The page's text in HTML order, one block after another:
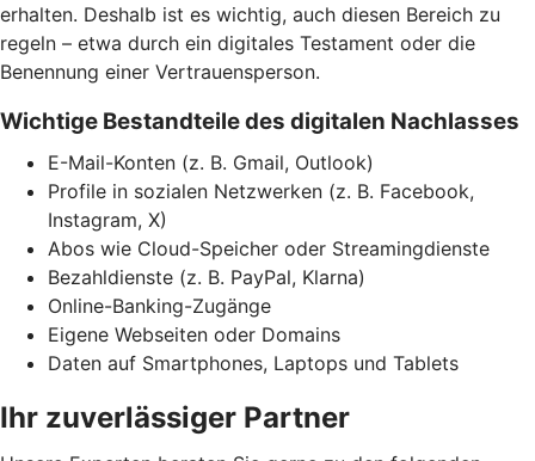
erhalten. Deshalb ist es wichtig, auch diesen Bereich zu
regeln – etwa durch ein digitales Testament oder die
Benennung einer Vertrauensperson.
Wichtige Bestandteile des digitalen Nachlasses
E-Mail-Konten (z. B. Gmail, Outlook)
Profile in sozialen Netzwerken (z. B. Facebook,
Instagram, X)
Abos wie Cloud-Speicher oder Streamingdienste
Bezahldienste (z. B. PayPal, Klarna)
Online-Banking-Zugänge
Eigene Webseiten oder Domains
Daten auf Smartphones, Laptops und Tablets
Ihr zuverlässiger Partner